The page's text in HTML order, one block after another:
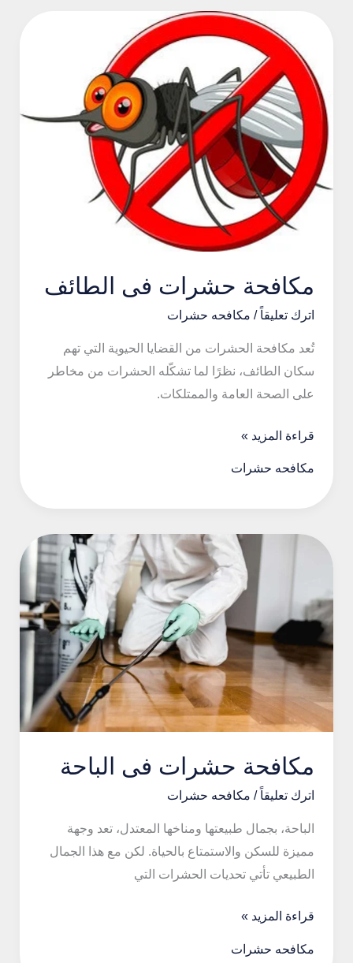
مكافحة حشرات فى الطائف
اترك تعليقاً / مكافحه حشرات
تُعد مكافحة الحشرات من القضايا الحيوية التي تهم
سكان الطائف، نظرًا لما تشكّله الحشرات من مخاطر
على الصحة العامة والممتلكات.
مكافحة
قراءة المزيد »
مكافحه حشرات
مكافحة حشرات فى الباحة
اترك تعليقاً / مكافحه حشرات
الباحة، بجمال طبيعتها ومناخها المعتدل، تعد وجهة
مميزة للسكن والاستمتاع بالحياة. لكن مع هذا الجمال
الطبيعي تأتي تحديات الحشرات التي
مكافحة
قراءة المزيد »
مكافحه حشرات